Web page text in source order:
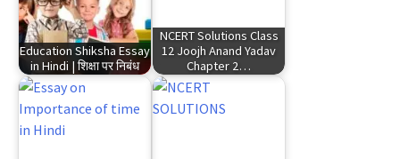
Education Shiksha Essay
in Hindi | शिक्षा पर निबंध
NCERT Solutions Class
12 Joojh Anand Yadav
Chapter 2…